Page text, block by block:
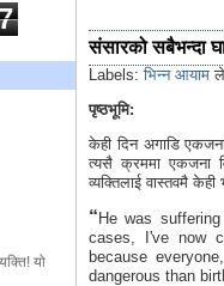
यो
संसारको सबैभन्दा
Labels:भिन्न आयाम
पृष्ठभूमि:
केही दिन अगाडि
त्यसै क्रममा एकजना
व्यक्तिलाई वास्तवमै
“ He was
cases, I've now
because
dangerous than